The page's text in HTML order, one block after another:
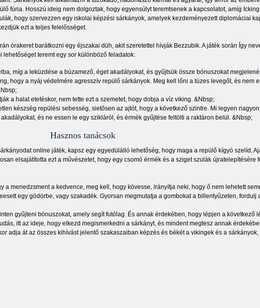
fúria. Hosszú ideig nem dolgoztak, hogy egyensúlyt teremtsenek a kapcsolatot, amíg
hogy szervezzen egy iskolai képzési sárkányok, amelyek kezdeményezett diplomáciai
ezt a teljes felelősséget.
órakeret barátkozni egy éjszakai düh, akit szeretettel hívják Bezzubik. A játék során Így
teremt egy sor különböző feladatok:
míg a leküzdése a búzamező, éget akadályokat, és gyűjtsük össze bónuszokat
hogy a nyáj védelmére agresszív repülő sárkányok. Meg kell lőni a tüzes levegőt, és nem
a halat etetéskor, nem tette ezt a szemetet, hogy dobja a víz viking. &Nbsp;
készség repülési sebesség, sietősen az ajtót, hogy a következő szintre. Mi legyen
és ne essen le egy szikláról, és érmék gyűjtése feltölti a raktáron belül. &Nbsp;
Hasznos tanácsok
online játék, kapsz egy egyedülálló lehetőség, hogy maga a repülő kígyó szelíd.
elsajátította ezt a művészetet, hogy egy csomó érmék és a sziget szulák
a menedzsment a kedvence, meg kell, hogy kövesse, irányítja neki, hogy ő nem lehetett
egy gödörbe, vagy szakadék. Gyorsan megmutatja a gombokat a billentyűzeten,
gyűjteni bónuszokat, amely segít futólag. És annak érdekében, hogy lépjen a következő
itt az ideje, hogy elkezd megismerkedni a sárkányt, és mindent megtesz annak
adja át az összes kihívást jelentő szakaszaiban képzés és békét a vikingek és a